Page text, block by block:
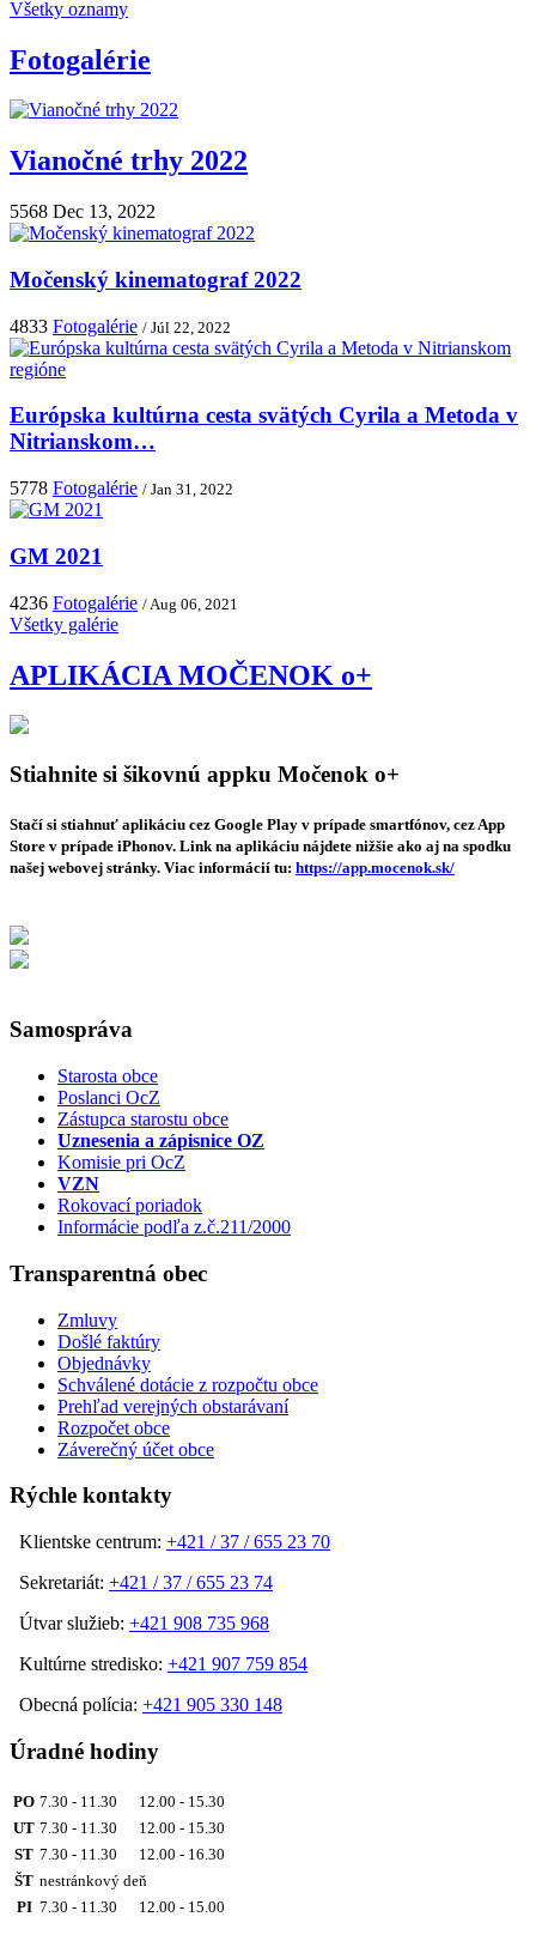
Všetky oznamy
Fotogalérie
Vianočné trhy 2022
5568 Dec 13, 2022
Močenský kinematograf 2022
4833 Fotogalérie / Júl 22, 2022
Európska kultúrna cesta svätých Cyrila a Metoda v
Nitrianskom…
5778 Fotogalérie / Jan 31, 2022
GM 2021
4236 Fotogalérie / Aug 06, 2021
Všetky galérie
APLIKÁCIA MOČENOK o+
Stiahnite si šikovnú appku Močenok o+
Stačí si stiahnuť aplikáciu cez Google Play v prípade smartfónov, cez App
Store v prípade iPhonov. Link na aplikáciu nájdete nižšie ako aj na spodku
našej webovej stránky. Viac informácií tu: https://app.mocenok.sk/
Samospráva
Starosta obce
Poslanci OcZ
Zástupca starostu obce
Uznesenia a zápisnice OZ
Komisie pri OcZ
VZN
Rokovací poriadok
Informácie podľa z.č.211/2000
Transparentná obec
Zmluvy
Došlé faktúry
Objednávky
Schválené dotácie z rozpočtu obce
Prehľad verejných obstarávaní
Rozpočet obce
Záverečný účet obce
Rýchle kontakty
Klientske centrum: +421 / 37 / 655 23 70
Sekretariát: +421 / 37 / 655 23 74
Útvar služieb: +421 908 735 968
Kultúrne stredisko: +421 907 759 854
Obecná polícia: +421 905 330 148
Úradné hodiny
PO 7.30 - 11.30 12.00 - 15.30
UT 7.30 - 11.30 12.00 - 15.30
ST 7.30 - 11.30 12.00 - 16.30
ŠT nestránkový deň
PI 7.30 - 11.30 12.00 - 15.00